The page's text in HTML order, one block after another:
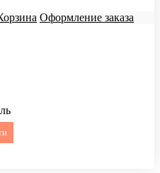
Оформление заказа